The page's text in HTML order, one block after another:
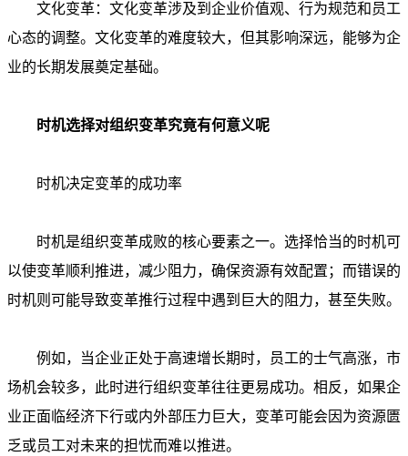
文化变革：文化变革涉及到企业价值观、行为规范和员工
心态的调整。文化变革的难度较大，但其影响深远，能够为企
业的长期发展奠定基础。
时机选择对组织变革究竟有何意义呢
时机决定变革的成功率
时机是组织变革成败的核心要素之一。选择恰当的时机可
以使变革顺利推进，减少阻力，确保资源有效配置；而错误的
时机则可能导致变革推行过程中遇到巨大的阻力，甚至失败。
例如，当企业正处于高速增长期时，员工的士气高涨，市
场机会较多，此时进行组织变革往往更易成功。相反，如果企
业正面临经济下行或内外部压力巨大，变革可能会因为资源匮
乏或员工对未来的担忧而难以推进。